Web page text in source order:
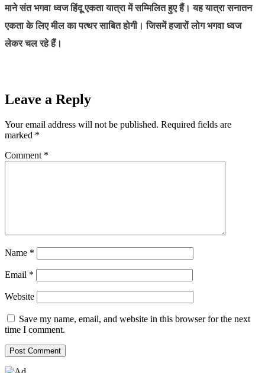
माने संत भगवा ध्वज हिंदू एकता यात्रा में सम्मिलित हुए हैं। यह यात्रा सनातन
एकता के लिए मील का पत्थर साबित होगी। जिसमें हजारों लोग भगवा ध्वज
लेकर चल रहे हैं।
Leave a Reply
Your email address will not be published. Required fields are
marked *
Comment *
Name *
Email *
Website
Save my name, email, and website in this browser for the next
time I comment.